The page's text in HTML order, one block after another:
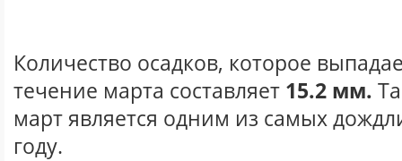
Количество осадков, которое
течение марта составляет 15.2 мм.
март является одним из самых
году.